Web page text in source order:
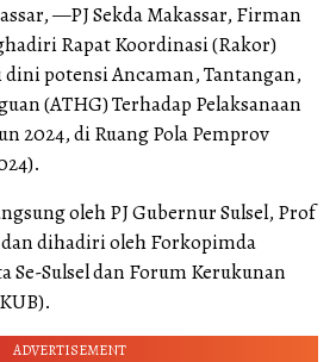
—PJ Sekda Makassar, Firman
Rapat Koordinasi (Rakor)
potensi Ancaman, Tantangan,
(ATHG) Terhadap Pelaksanaan
2024, di Ruang Pola Pemprov
oleh PJ Gubernur Sulsel, Prof
dihadiri oleh Forkopimda
Se-Sulsel dan Forum Kerukunan
ADVERTISEMENT